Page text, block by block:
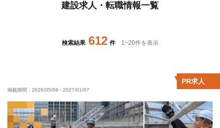
建設求人・転職情報一覧
検索結果 612 件 1~20件を表示
掲載期間： 2026/05/08 - 2027/01/07
PR求人